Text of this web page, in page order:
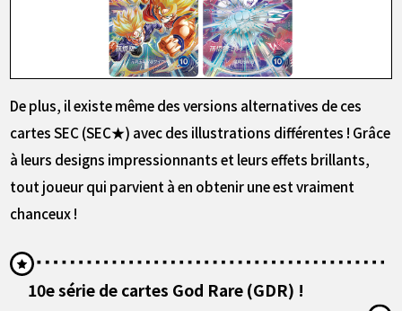
De plus, il existe même des versions alternatives de ces
cartes SEC (SEC★) avec des illustrations différentes ! Grâce
à leurs designs impressionnants et leurs effets brillants,
tout joueur qui parvient à en obtenir une est vraiment
chanceux !
10e série de cartes God Rare (GDR) !